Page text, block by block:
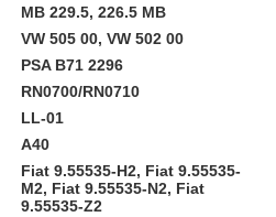
MB 229.5, 226.5 MB
VW 505 00, VW 502 00
PSA B71 2296
RN0700/RN0710
LL-01
A40
Fiat 9.55535-H2, Fiat 9.55535-
M2, Fiat 9.55535-N2, Fiat
9.55535-Z2